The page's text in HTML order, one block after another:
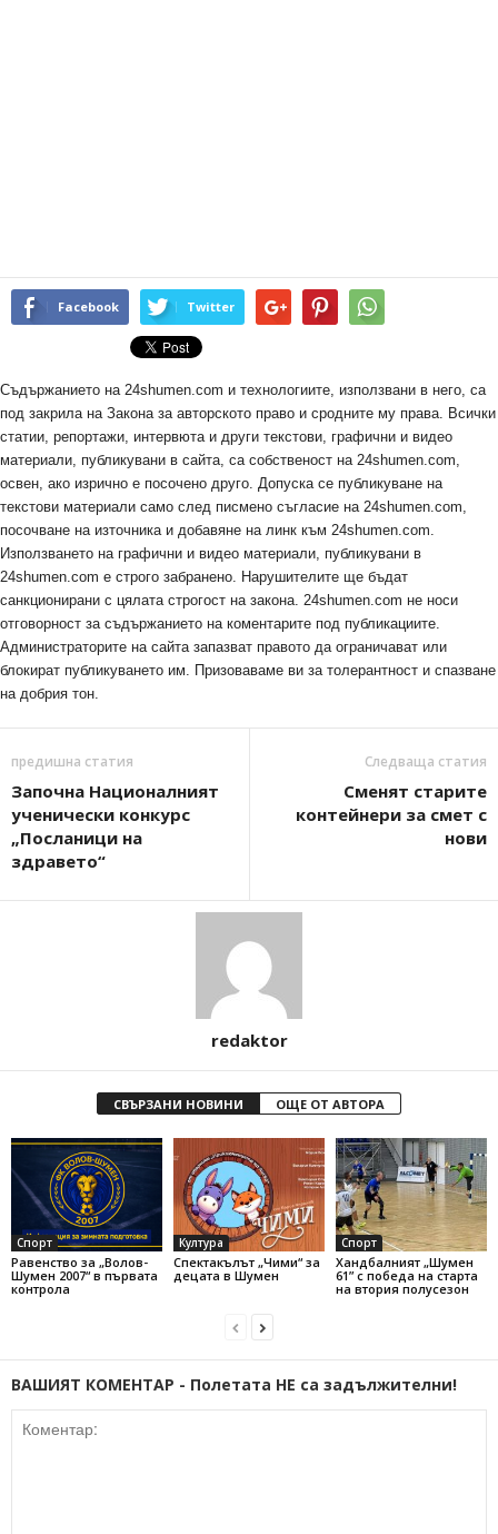
Facebook Twitter
Съдържанието на 24shumen.com и технологиите, използвани в него, са
под закрила на Закона за авторското право и сродните му права. Всички
статии, репортажи, интервюта и други текстови, графични и видео
материали, публикувани в сайта, са собственост на 24shumen.com,
освен, ако изрично е посочено друго. Допуска се публикуване на
текстови материали само след писмено съгласие на 24shumen.com,
посочване на източника и добавяне на линк към 24shumen.com.
Използването на графични и видео материали, публикувани в
24shumen.com е строго забранено. Нарушителите ще бъдат
санкционирани с цялата строгост на закона. 24shumen.com не носи
отговорност за съдържанието на коментарите под публикациите.
Администраторите на сайта запазват правото да ограничават или
блокират публикуването им. Призоваваме ви за толерантност и спазване
на добрия тон.
предишна статия
Започна Националният
ученически конкурс
„Посланици на
здравето“
Следваща статия
Сменят старите
контейнери за смет с
нови
redaktor
СВЪРЗАНИ НОВИНИ ОЩЕ ОТ АВТОРА
Спорт
Равенство за „Волов-
Шумен 2007“ в първата
контрола
Култура
Спектакълът „Чими“ за
децата в Шумен
Спорт
Хандбалният „Шумен
61” с победа на старта
на втория полусезон
ВАШИЯТ КОМЕНТАР - Полетата НЕ са задължителни!